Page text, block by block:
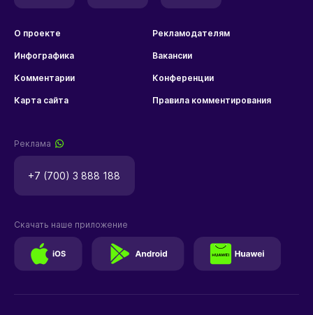
О проекте Рекламодателям
Инфографика Вакансии
Комментарии Конференции
Карта сайта Правила комментирования
Реклама
+7 (700) 3 888 188
Скачать наше приложение